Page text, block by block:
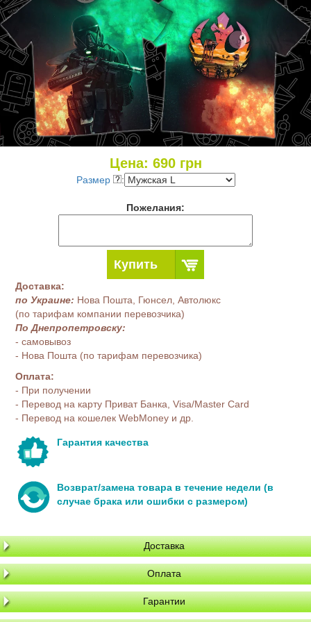
Цена: 690грн
Размер :
Пожелания:
Купить
Доставка:
по Украине: Нова Пошта, Гюнсел, Автолюкс
(по тарифам компании перевозчика)
По Днепропетровску:
- самовывоз
- Нова Пошта (по тарифам перевозчика)
Оплата:
- При получении
- Перевод на карту Приват Банка, Visa/Master Card
- Перевод на кошелек WebMoney и др.
Гарантия качества
Возврат/замена товара в течение недели (в
случае брака или ошибки с размером)
Доставка
Оплата
Гарантии